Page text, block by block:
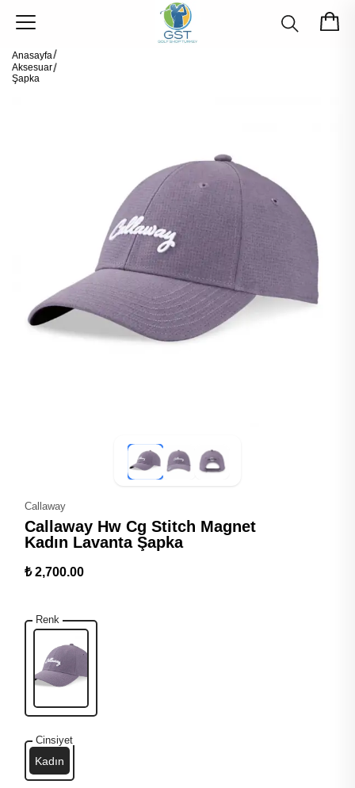
Anasayfa
Aksesuar
Şapka
Callaway
Callaway Hw Cg Stitch Magnet
Kadın Lavanta Şapka
₺ 2,700.00
Renk
Cinsiyet
Kadın